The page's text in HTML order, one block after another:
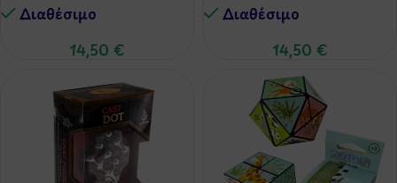
Διαθέσιμo
14,50 €
Διαθέσιμo
14,50 €